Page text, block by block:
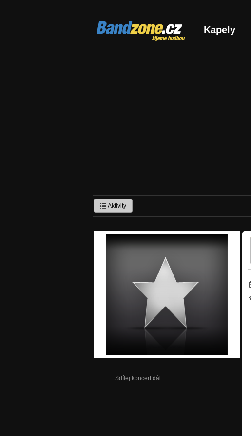
Bandzone.cz
žijeme hudbou Kapely
Aktivity
Sdílej koncert dál: